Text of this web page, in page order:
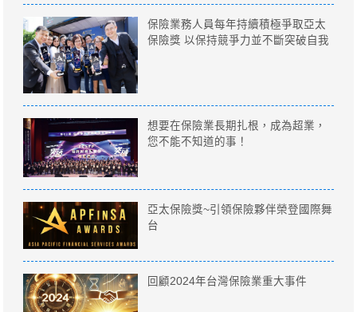
保險業務人員每年持續積極爭取亞太
保險獎 以保持競爭力並不斷突破自我
想要在保險業長期扎根，成為超業，
您不能不知道的事！
亞太保險獎~引領保險夥伴榮登國際舞
台
回顧2024年台灣保險業重大事件